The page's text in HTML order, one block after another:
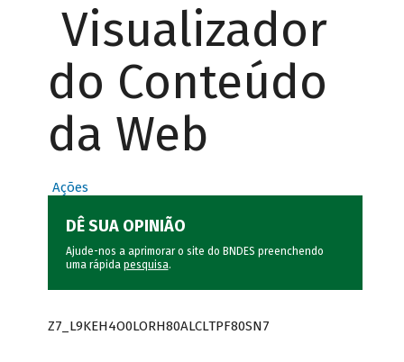
Visualizador
do Conteúdo
da Web
Ações
DÊ SUA OPINIÃO
Ajude-nos a aprimorar o site do BNDES preenchendo
uma rápida pesquisa.
Z7_L9KEH4O0LORH80ALCLTPF80SN7